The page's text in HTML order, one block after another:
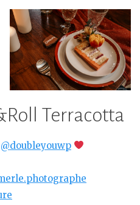
Terracotta
@doubleyouwp